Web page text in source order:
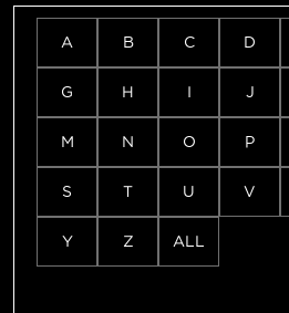
A B C D
G H I J
M N O P
S T U V
Y Z ALL